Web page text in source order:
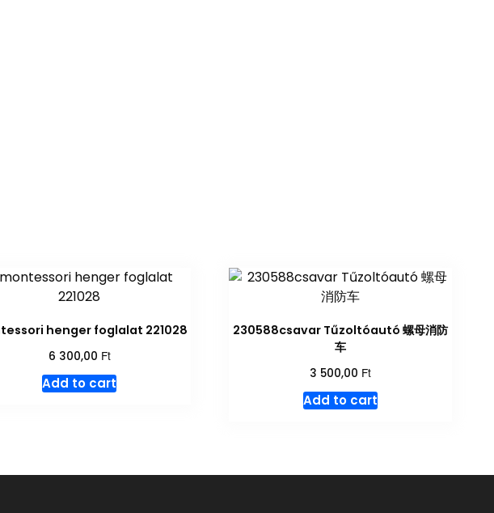
henger foglalat 221028
6 300,00 Ft
Add to cart
230588csavar Tűzoltóautó 螺母消防
车
3 500,00 Ft
Add to cart